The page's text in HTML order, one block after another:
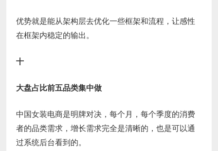
优势就是能从架构层去优化一些框架和流程，让感性
在框架内稳定的输出。
十
大盘占比前五品类集中做
中国女装电商是明牌对决，每个月，每个季度的消费
者的品类需求，增长需求完全是清晰的，也是可以通
过系统后台看到的。